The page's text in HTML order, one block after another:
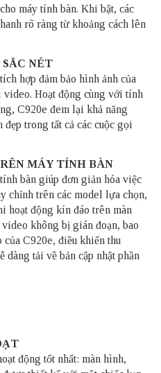
máy tính bàn. Khi bật, các
rõ ràng từ khoảng cách lên
NÉT
hợp đảm bảo hình ảnh của
Hoạt động cùng với tính
C920e đem lại khả năng
trong tất cả các cuộc gọi
MÁY TÍNH BÀN
bàn giúp đơn giản hóa việc
chỉnh trên các model lựa chọn,
hoạt động kín đáo trên màn
không bị gián đoạn, bao
C920e, điều khiển thu
dàng tải về bản cập nhật phần
động tốt nhất: màn hình,